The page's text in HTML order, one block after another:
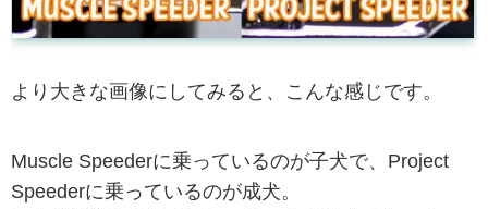
より大きな画像にしてみると、こんな感じです。
Muscle Speederに乗っているのが子犬で、Project
Speederに乗っているのが成犬。